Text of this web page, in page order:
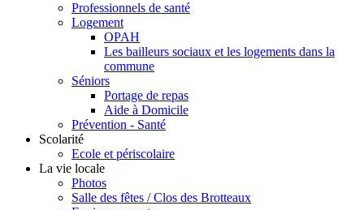
Professionnels de santé
Logement
OPAH
Les bailleurs sociaux et les logements dans la
commune
Séniors
Portage de repas
Aide à Domicile
Prévention - Santé
Scolarité
Ecole et périscolaire
La vie locale
Photos
Salle des fêtes / Clos des Brotteaux